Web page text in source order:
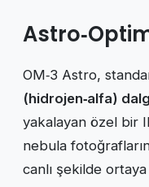
OM‑3 Astro,
(hidrojen‑alfa)
yakalayan özel bir
nebula
canlı şekilde ortaya